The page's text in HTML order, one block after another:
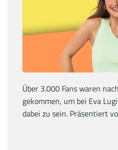
Über 3.000 Fans waren
gekommen, um bei Eva
dabei zu sein. Präsentiert